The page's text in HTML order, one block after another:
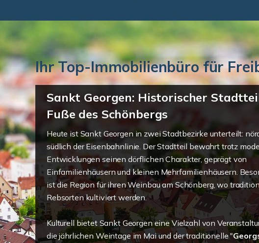
Ihr Top-Immobilienbüro für
Sankt Georgen: Historischer
Fuße des Schönbergs
Heute ist Sankt Georgen in zwei Stadtbezirke unterteilt:
südlich der Eisenbahnlinie. Der Stadtteil bewahrt trotz
Entwicklungen seinen dörflichen Charakter, geprägt von
Einfamilienhäusern und kleinen Mehrfamilienhäusern.
ist die Region für ihren Weinbau am Schönberg, wo
Rebsorten kultiviert werden.
Kulturell bietet Sankt Georgen eine Vielzahl von
die jährlichen Weintage im Mai und der traditionelle "